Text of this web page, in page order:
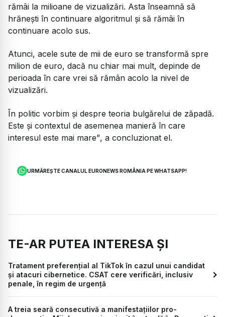
rămâi la milioane de vizualizări. Asta înseamnă să
hrănești în continuare algoritmul și să rămâi în
continuare acolo sus.
Atunci, acele sute de mii de euro se transformă spre
milion de euro, dacă nu chiar mai mult, depinde de
perioada în care vrei să rămân acolo la nivel de
vizualizări.
În politic vorbim și despre teoria bulgărelui de zăpadă.
Este și contextul de asemenea manieră în care
interesul este mai mare”, a concluzionat el.
URMĂREȘTE CANALUL EURONEWS ROMÂNIA PE WHATSAPP!
TE-AR PUTEA INTERESA ȘI
Tratament preferențial al TikTok în cazul unui candidat
și atacuri cibernetice. CSAT cere verificări, inclusiv
penale, în regim de urgență
A treia seară consecutivă a manifestațiilor pro-